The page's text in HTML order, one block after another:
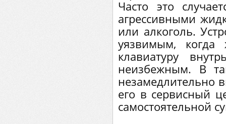
Часто это
агрессивными
или алкоголь.
уязвимым, когда
клавиатуру
неизбежным. В
незамедлительно
его в сервисный
самостоятельной